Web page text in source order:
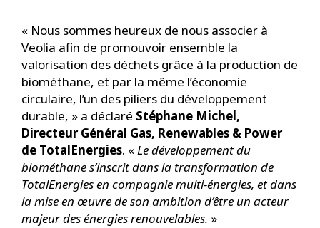
« Nous sommes heureux de nous associer à
Veolia afin de promouvoir ensemble la
valorisation des déchets grâce à la production de
biométhane, et par la même l’économie
circulaire, l’un des piliers du développement
durable, » a déclaré Stéphane Michel,
Directeur Général Gas, Renewables & Power
de TotalEnergies. «Le développement du
biométhane s’inscrit dans la transformation de
TotalEnergies en compagnie multi-énergies, et dans
la mise en œuvre de son ambition d’être un acteur
majeur des énergies renouvelables. »